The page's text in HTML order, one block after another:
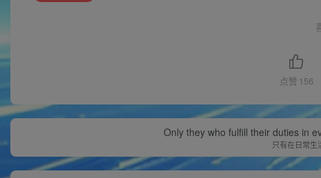
点赞 156
Only they who fulfill their duties in
只有在日常